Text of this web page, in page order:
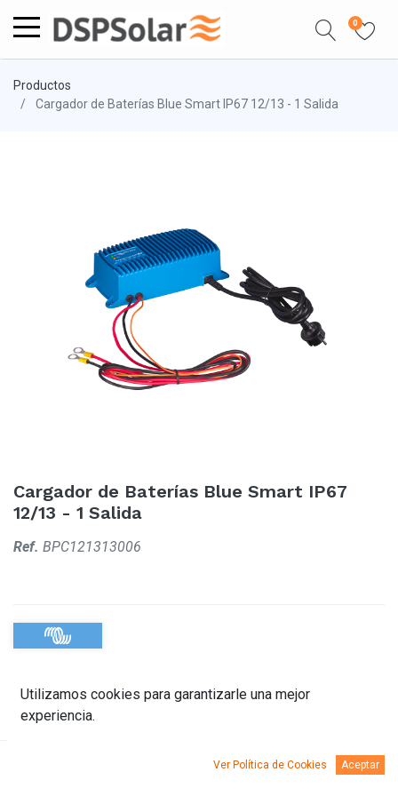
0
Productos
Cargador de Baterías Blue Smart IP67 12/13 - 1 Salida
Cargador de Baterías Blue Smart IP67
12/13 - 1 Salida
Ref. BPC121313006
Utilizamos cookies para garantizarle una mejor
experiencia.
Ver Política de Cookies Aceptar